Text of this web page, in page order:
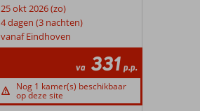
25 okt 2026 (zo)
4 dagen (3 nachten)
vanaf Eindhoven
va 331 p.p.
Nog 1 kamer(s) beschikbaar
op deze site